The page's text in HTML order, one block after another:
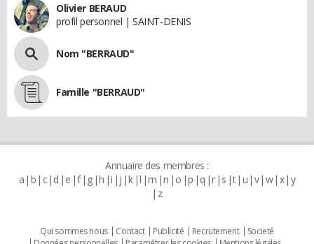
Olivier BERAUD
profil personnel | SAINT-DENIS
Nom "BERRAUD"
Famille "BERRAUD"
Annuaire des membres :
a b c d e f g h i j k l m n o p q r s t u v w x y
z
Qui sommes nous Contact Publicité Recrutement
Societé